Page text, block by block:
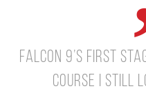
Falcon 9’s first
Course I Still